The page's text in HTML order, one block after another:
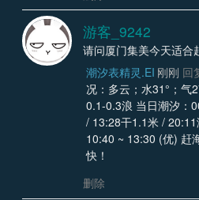
游客_9242
请问厦门集美今天适合
潮汐表精灵.EI 刚刚 回
况：多云；水31°；气
0.1-0.3浪 当日潮汐：
/ 13:28干1.1米 /
10:40 ~ 13:30 (优) 赶
快！
删除